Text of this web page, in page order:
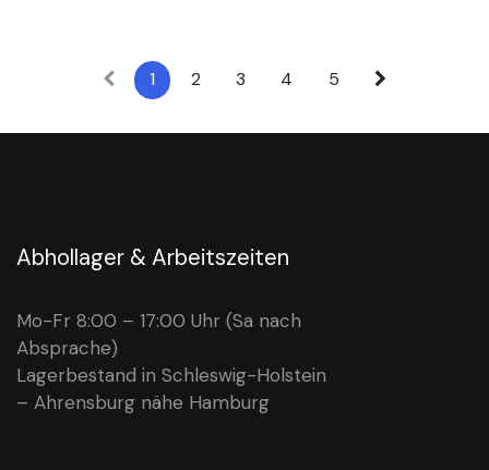
1 2 3 4 5
Abhollager & Arbeitszeiten
Mo-Fr 8:00 – 17:00 Uhr (Sa nach
Absprache)
Lagerbestand in Schleswig-Holstein
– Ahrensburg nähe Hamburg